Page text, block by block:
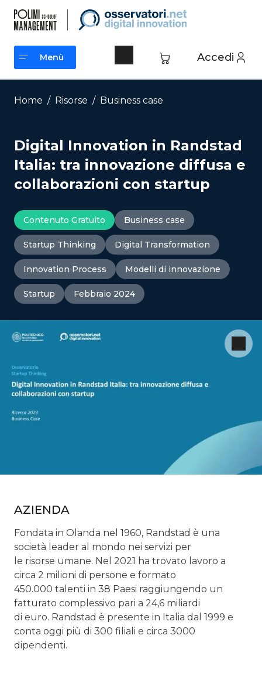
contenuto
Accedi
Menù
Menù
Home / Risorse / Business case
Digital Innovation in Randstad
Italia: tra innovazione diffusa e
collaborazioni con startup
Contenuto Gratuito Business case
Startup Thinking Digital Transformation
Innovation Process Modelli di innovazione
Startup Febbraio 2024
AZIENDA
Fondata in Olanda nel 1960, Randstad è una
società leader al mondo nei servizi per
le risorse umane. Nel 2021 ha trovato lavoro a
circa 2 milioni di persone e formato
450.000 talenti in 38 Paesi raggiungendo un
fatturato complessivo pari a 24,6 miliardi
di euro. Randstad è presente in Italia dal 1999 e
conta oggi più di 300 filiali e circa 3000
dipendenti.